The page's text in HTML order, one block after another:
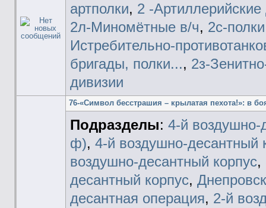
артполки, 2 -
2л-Миномётные в/ч, 2с-
Истребительно-
бригады, полки..., 2з-
дивизии
76-«Символ бесстрашия – крылатая пехота!»: в
Подразделы: 4-й воздушно-
ф), 4-й воздушно-десантный
воздушно-десантный корпус,
десантный корпус,
десантная операция, 2-й